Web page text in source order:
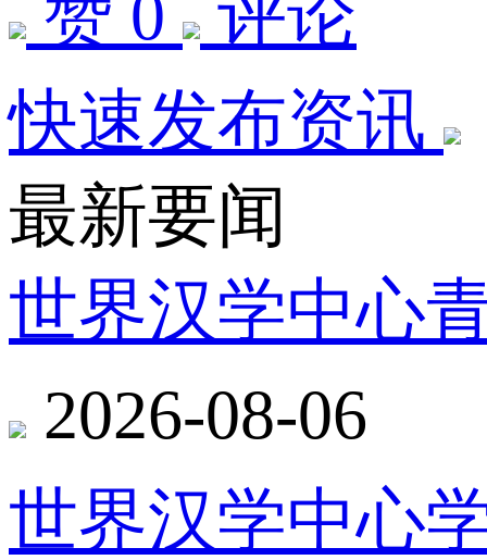
快速发布资讯
最新要闻
世界汉学中心
2026-08-06
世界汉学中心